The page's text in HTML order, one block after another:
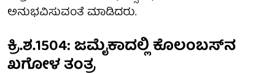
ಅನುಭವಿಸುವಂತೆ ಮಾಡಿದರು.
ಕ್ರಿ.ಶ.1504: ಜಮೈಕಾದಲ್ಲಿ ಕೊಲಂಬಸ್‌ನ
ಖಗೋಳ ತಂತ್ರ